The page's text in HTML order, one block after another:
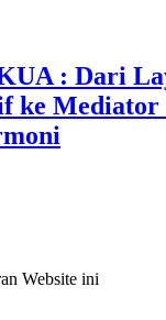
: Dari
ke Mediator
Website ini